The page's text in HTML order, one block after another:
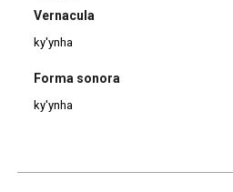
Vernacula
ky'ynha
Forma sonora
ky'ynha